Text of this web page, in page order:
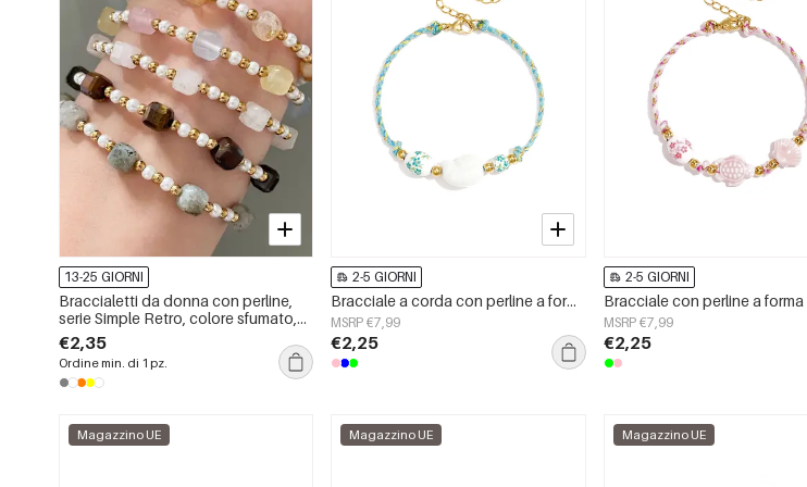
13-25 GIORNI
Braccialetti da donna con perline,
serie Simple Retro, colore sfumato,
pietre naturali, colore oro.
€2,35
Ordine min. di 1 pz.
2-5 GIORNI
Bracciale a corda con perline a forma di conchiglia e di fiori
MSRP €7,99
€2,25
2-5 GIORNI
MSRP €7,99
€2,25
Magazzino UE Magazzino UE Magazzino UE